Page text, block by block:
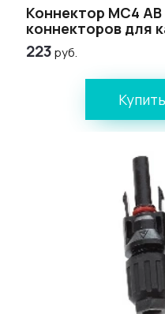
Коннектор MС4
коннекторов для
223руб.
Купить